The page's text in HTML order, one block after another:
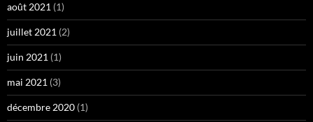
août 2021 (1)
juillet 2021 (2)
juin 2021 (1)
mai 2021 (3)
décembre 2020 (1)